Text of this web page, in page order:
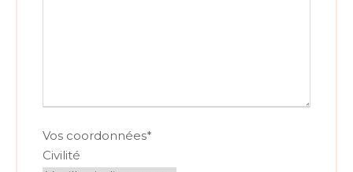
Vos coordonnées*
Civilité